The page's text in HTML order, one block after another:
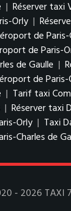
| Réserver taxi
Orly |
de Paris-
de Paris-
de Gaulle |
de
| Tarif taxi
| Réserver taxi
Orly | Taxi
Charles de
- 2026 TAXI